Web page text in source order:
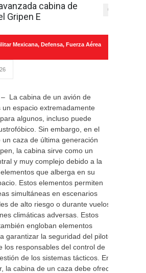
cabina de
Gripen E
0
Mexicana, Defensa, Fuerza Aérea
– La cabina de un avión de
un espacio extremadamente
algunos, incluso puede
Sin embargo, en el
un caza de última generación
la cabina sirve como un
y muy complejo debido a la
que alberga en su
Estos elementos permiten
simultáneas en escenarios
de alto riesgo o durante vuelos
climáticas adversas. Estos
engloban elementos
garantizar la seguridad del piloto,
los responsables del control de
de los sistemas tácticos. En
la cabina de un caza debe ofrecer